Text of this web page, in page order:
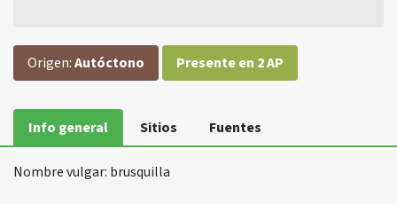
Origen:Autóctono Presente en 2 AP
Info general Sitios Fuentes
Nombre vulgar: brusquilla